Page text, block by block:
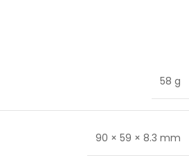
58 g
90 × 59 × 8.3 mm